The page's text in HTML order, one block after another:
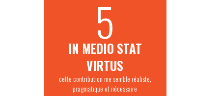
5
IN MEDIO STAT
VIRTUS
cette contribution me semble réaliste,
pragmatique et nécessaire